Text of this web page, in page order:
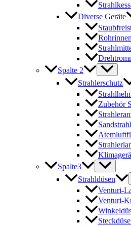
Diverse Geräte
Spalte 2
Strahlerschutz
Zubehör
Spalte3
Strahldüsen
Venturi-
Venturi-